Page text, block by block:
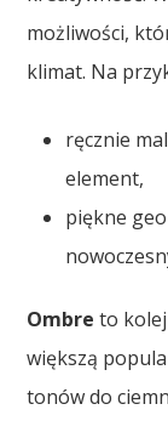
możliwości,
klimat. Na
ręcznie
element,
piękne
Ombre to
większą
tonów do